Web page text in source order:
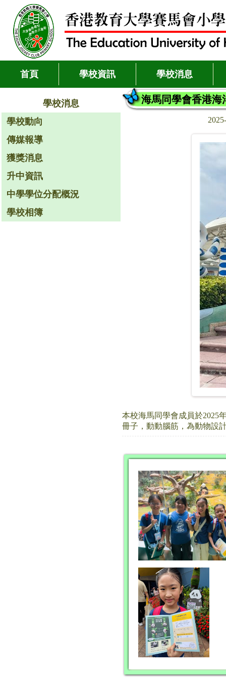
首頁 學校資訊 學校消息
學校消息
學校動向
傳媒報導
獲獎消息
升中資訊
中學學位分配概況
學校相簿
海馬同學會香港海
本校海馬同學會成員於2025
冊子，動動腦筋，為動物設